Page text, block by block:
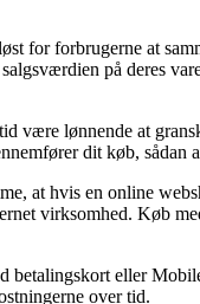
for forbrugerne at
på deres
være lønnende at
dit køb, sådan
at hvis en online
virksomhed. Køb
betalingskort eller
over tid.